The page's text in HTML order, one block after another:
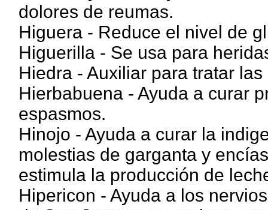
dolores de reumas.
Higuera - Reduce el nivel de
Higuerilla - Se usa para
Hiedra - Auxiliar para tratar
Hierbabuena - Ayuda a curar
espasmos.
Hinojo - Ayuda a curar la
molestias de garganta y
estimula la producción de
Hipericon - Ayuda a los